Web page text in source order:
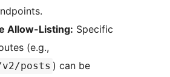
Allow-Listing: Specific
(e.g.,
posts ) can be